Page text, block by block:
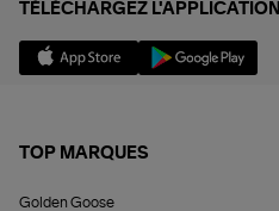
TÉLÉCHARGEZ L'APPLICATION
TOP MARQUES
Golden Goose